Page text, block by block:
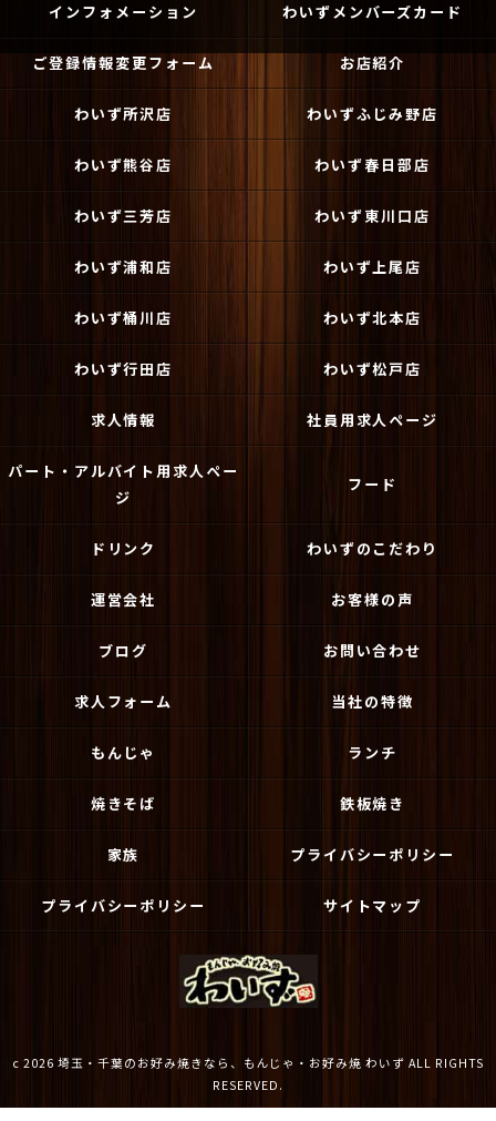
インフォメーション わいずメンバーズカード
ご登録情報変更フォーム お店紹介
わいず所沢店 わいずふじみ野店
わいず熊谷店 わいず春日部店
わいず三芳店 わいず東川口店
わいず浦和店 わいず上尾店
わいず桶川店 わいず北本店
わいず行田店 わいず松戸店
求人情報 社員用求人ページ
パート・アルバイト用求人ペー
ジ
フード
ドリンク わいずのこだわり
運営会社 お客様の声
ブログ お問い合わせ
求人フォーム 当社の特徴
もんじゃ ランチ
焼きそば 鉄板焼き
家族 プライバシーポリシー
プライバシーポリシー サイトマップ
c 2026 埼玉・千葉のお好み焼きなら、もんじゃ・お好み焼 わいず ALL RIGHTS
RESERVED.